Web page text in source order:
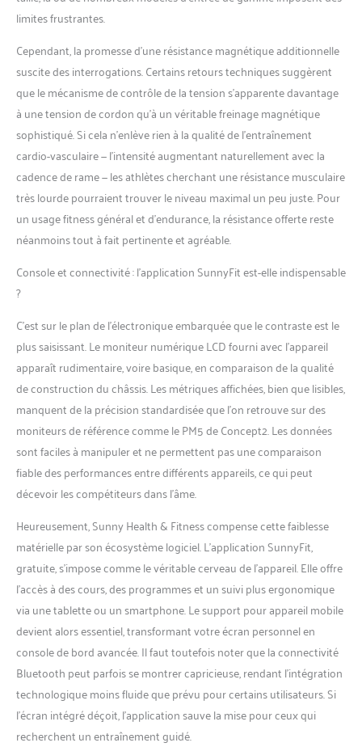
Placez votre appareil
SunnyFit ou votre
émission préférée pendant
l’entraînement.
【POIGNÉES
CONFORTABLES】
Poignées rembourrées et
ergonomiques pour un
confort optimal et éviter
les ampoules pendant les
longues séances de rame.
【MARQUE DE
RÉFÉRENCE】Avec plus
Sunny Health & Fitness
client dédié et des coachs
certifiés pour une
expérience FIT FOR
EVERYONE.
limites frustrantes.
Cependant, la promesse d’une résistance magnétique additionnelle
suscite des interrogations. Certains retours techniques suggèrent
que le mécanisme de contrôle de la tension s’apparente davantage
à une tension de cordon qu’à un véritable freinage magnétique
sophistiqué. Si cela n’enlève rien à la qualité de l’entraînement
cardio-vasculaire — l’intensité augmentant naturellement avec la
cadence de rame — les athlètes cherchant une résistance musculaire
très lourde pourraient trouver le niveau maximal un peu juste. Pour
un usage fitness général et d’endurance, la résistance offerte reste
néanmoins tout à fait pertinente et agréable.
Console et connectivité : l’application SunnyFit est-elle indispensable
?
C’est sur le plan de l’électronique embarquée que le contraste est le
plus saisissant. Le moniteur numérique LCD fourni avec l’appareil
apparaît rudimentaire, voire basique, en comparaison de la qualité
de construction du châssis. Les métriques affichées, bien que lisibles,
manquent de la précision standardisée que l’on retrouve sur des
moniteurs de référence comme le PM5 de Concept2. Les données
sont faciles à manipuler et ne permettent pas une comparaison
fiable des performances entre différents appareils, ce qui peut
décevoir les compétiteurs dans l’âme.
Heureusement, Sunny Health & Fitness compense cette faiblesse
matérielle par son écosystème logiciel. L’application SunnyFit,
gratuite, s’impose comme le véritable cerveau de l’appareil. Elle offre
l’accès à des cours, des programmes et un suivi plus ergonomique
via une tablette ou un smartphone. Le support pour appareil mobile
devient alors essentiel, transformant votre écran personnel en
console de bord avancée. Il faut toutefois noter que la connectivité
Bluetooth peut parfois se montrer capricieuse, rendant l’intégration
technologique moins fluide que prévu pour certains utilisateurs. Si
l’écran intégré déçoit, l’application sauve la mise pour ceux qui
recherchent un entraînement guidé.